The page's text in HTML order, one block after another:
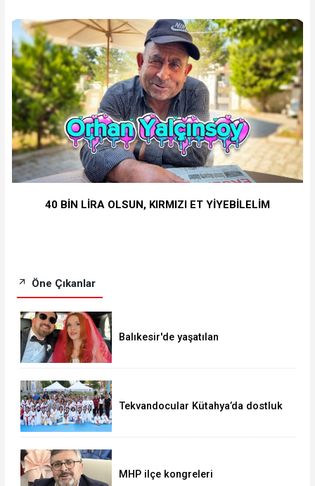
40 BİN LİRA OLSUN, KIRMIZI ET YİYEBİLELİM
Öne Çıkanlar
Balıkesir'de yaşatılan
Tekvandocular Kütahya’da dostluk
MHP ilçe kongreleri